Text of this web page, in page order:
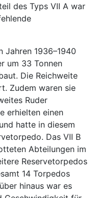
des Typs VII A war
Jahren 1936–1940
um 33 Tonnen
Die Reichweite
Zudem waren sie
Ruder
erhielten einen
hatte in diesem
Das VII B
Abteilungen im
Reservetorpedos
14 Torpedos
hinaus war es